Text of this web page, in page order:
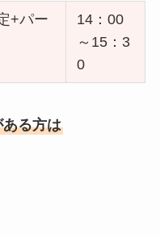
+パー
14：00
～15：3
0
る方は